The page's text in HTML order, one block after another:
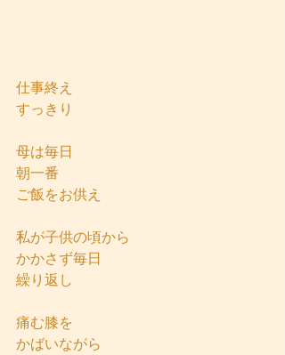
仕事終え
すっきり
母は毎日
朝一番
ご飯をお供え
私が子供の頃から
かかさず毎日
繰り返し
痛む膝を
かばいながら